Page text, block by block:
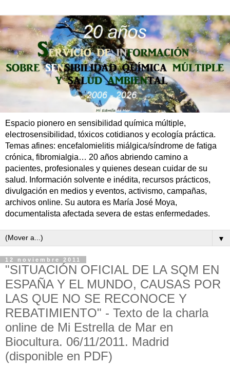
Espacio pionero en sensibilidad química múltiple,
electrosensibilidad, tóxicos cotidianos y ecología práctica.
Temas afines: encefalomielitis miálgica/síndrome de fatiga
crónica, fibromialgia… 20 años abriendo camino a
pacientes, profesionales y quienes desean cuidar de su
salud. Información solvente e inédita, recursos prácticos,
divulgación en medios y eventos, activismo, campañas,
archivos online. Su autora es María José Moya,
documentalista afectada severa de estas enfermedades.
▼
12 noviembre 2011
"SITUACIÓN OFICIAL DE LA SQM EN
ESPAÑA Y EL MUNDO, CAUSAS POR
LAS QUE NO SE RECONOCE Y
REBATIMIENTO" - Texto de la charla
online de Mi Estrella de Mar en
Biocultura. 06/11/2011. Madrid
(disponible en PDF)